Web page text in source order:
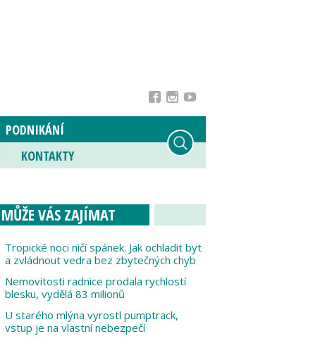
PODNIKÁNÍ
KONTAKTY
MŮŽE VÁS ZAJÍMAT
Tropické noci ničí spánek. Jak ochladit byt
a zvládnout vedra bez zbytečných chyb
Nemovitosti radnice prodala rychlostí
blesku, vydělá 83 milionů
U starého mlýna vyrostl pumptrack,
vstup je na vlastní nebezpečí